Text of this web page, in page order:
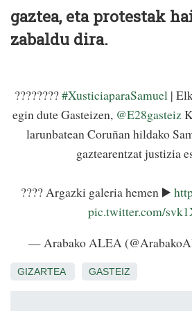
gaztea, eta protestak
zabaldu dira.
????️‍????#XusticiaparaSamuel |
egin dute Gasteizen, @E28gasteiz
larunbatean Coruñan hildako
gaztearentzat justizia
???? Argazki galeria hemen ▶️
pic.twitter.com/
— Arabako ALEA
GIZARTEA GASTEIZ